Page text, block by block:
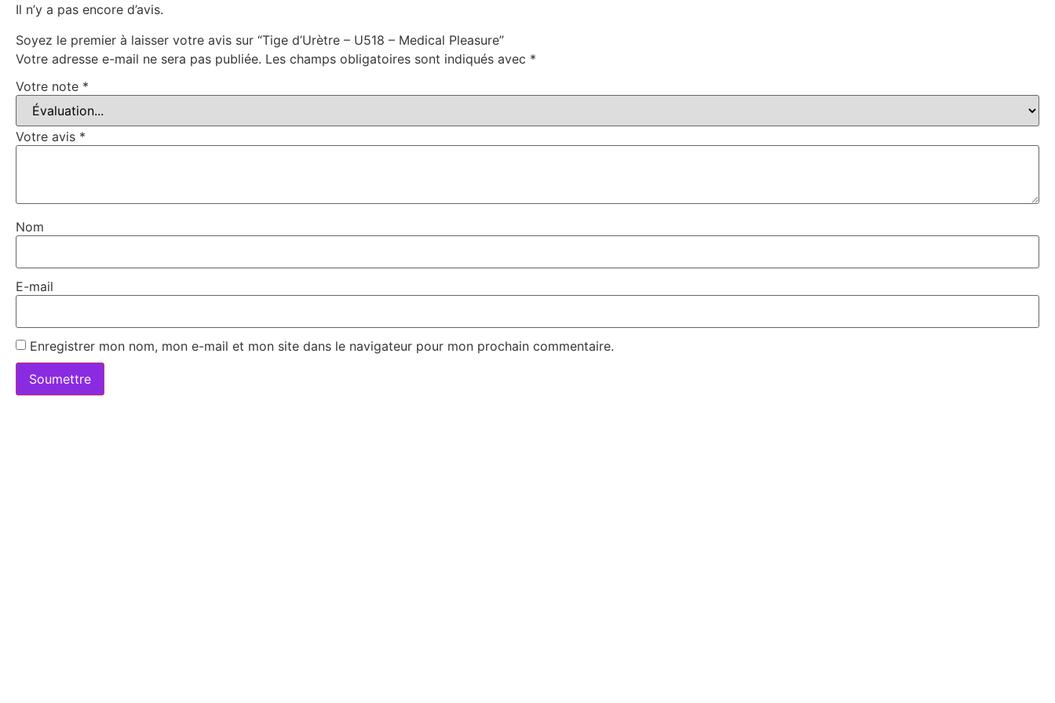
Il n’y a pas encore d’avis.
Soyez le premier à laisser votre avis sur “Tige d’Urètre – U518 – Medical Pleasure”
Votre adresse e-mail ne sera pas publiée. Les champs obligatoires sont indiqués avec *
Votre note *
Votre avis *
Nom
E-mail
Enregistrer mon nom, mon e-mail et mon site dans le navigateur pour mon prochain commentaire.